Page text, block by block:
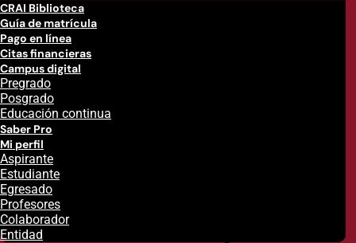
CRAI Biblioteca
Guía de matrícula
Pago en línea
Citas financieras
Campus digital
Pregrado
Posgrado
Educación continua
Saber Pro
Mi perfil
Aspirante
Estudiante
Egresado
Profesores
Colaborador
Entidad